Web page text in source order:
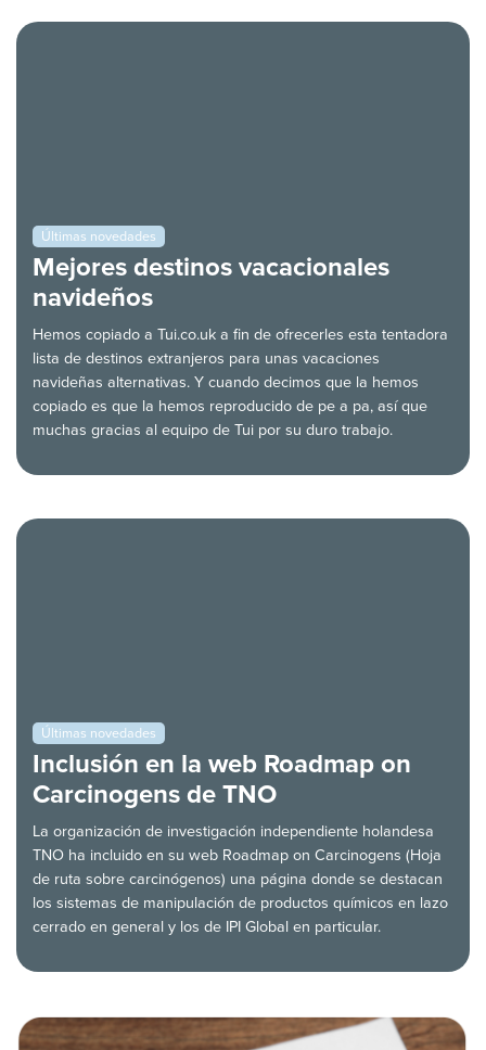
Últimas novedades
Mejores destinos vacacionales
navideños
Hemos copiado a Tui.co.uk a fin de ofrecerles esta tentadora
lista de destinos extranjeros para unas vacaciones
navideñas alternativas. Y cuando decimos que la hemos
copiado es que la hemos reproducido de pe a pa, así que
muchas gracias al equipo de Tui por su duro trabajo.
Últimas novedades
Inclusión en la web Roadmap on
Carcinogens de TNO
La organización de investigación independiente holandesa
TNO ha incluido en su web Roadmap on Carcinogens (Hoja
de ruta sobre carcinógenos) una página donde se destacan
los sistemas de manipulación de productos químicos en lazo
cerrado en general y los de IPI Global en particular.